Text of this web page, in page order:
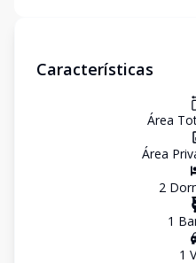
Características
Área
Área
2
1
1